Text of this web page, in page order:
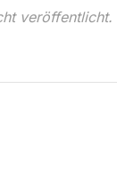
veröffentlicht.